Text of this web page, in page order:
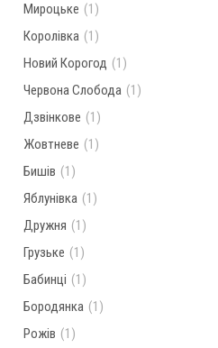
Мироцьке (1)
Королівка (1)
Новий Корогод (1)
Червона Слобода (1)
Дзвінкове (1)
Жовтневе (1)
Бишів (1)
Яблунівка (1)
Дружня (1)
Грузьке (1)
Бабинці (1)
Бородянка (1)
Рожів (1)